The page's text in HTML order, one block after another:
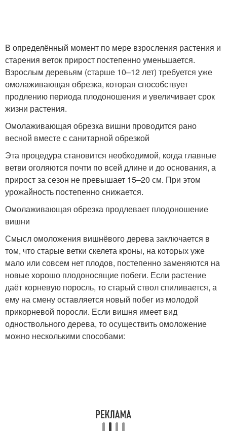
В определённый момент по мере взросления растения и
старения веток прирост постепенно уменьшается.
Взрослым деревьям (старше 10–12 лет) требуется уже
омолаживающая обрезка, которая способствует
продлению периода плодоношения и увеличивает срок
жизни растения.
Омолаживающая обрезка вишни проводится рано
весной вместе с санитарной обрезкой
Эта процедура становится необходимой, когда главные
ветви оголяются почти по всей длине и до основания, а
прирост за сезон не превышает 15–20 см. При этом
урожайность постепенно снижается.
Омолаживающая обрезка продлевает плодоношение
вишни
Смысл омоложения вишнёвого дерева заключается в
том, что старые ветки скелета кроны, на которых уже
мало или совсем нет плодов, постепенно заменяются на
новые хорошо плодоносящие побеги. Если растение
даёт корневую поросль, то старый ствол спиливается, а
ему на смену оставляется новый побег из молодой
прикорневой поросли. Если вишня имеет вид
одноствольного дерева, то осуществить омоложение
можно несколькими способами: